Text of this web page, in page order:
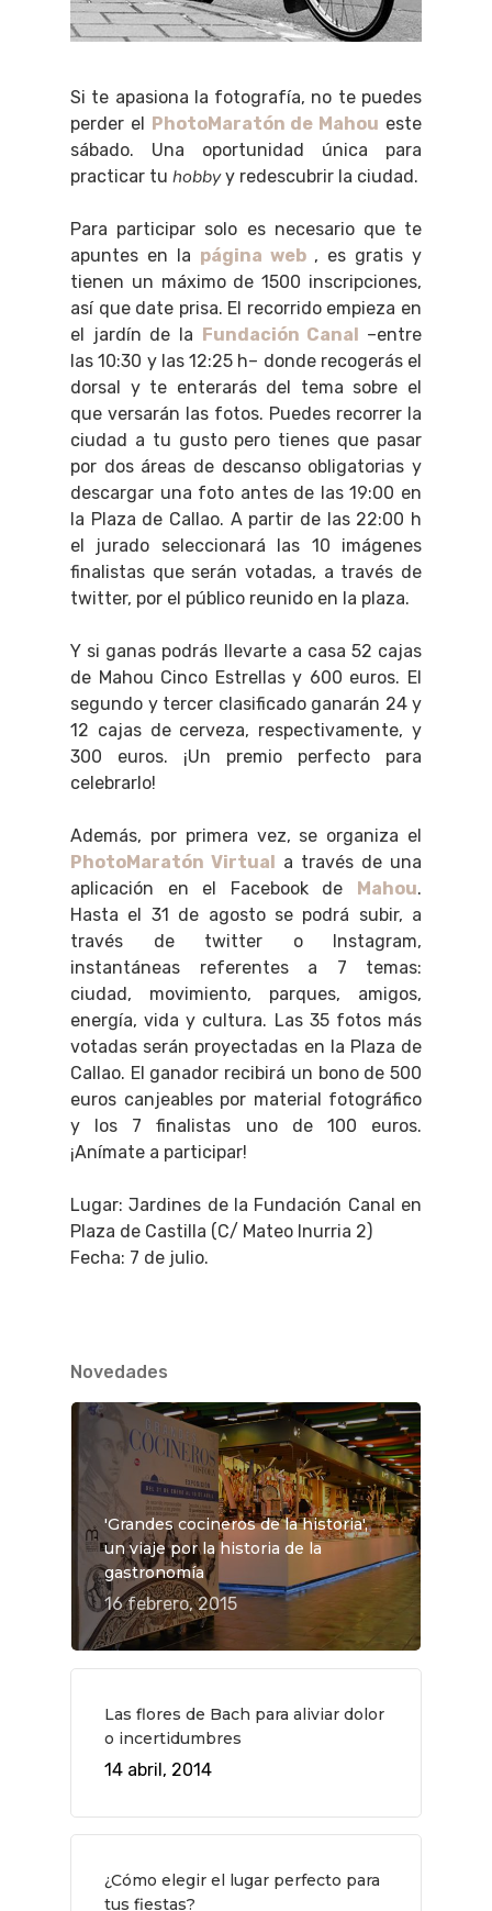
Si te apasiona la fotografía, no te puedes
perder el PhotoMaratón de Mahou este
sábado. Una oportunidad única para
practicar tu hobbyy redescubrir la ciudad.
Para participar solo es necesario que te
apuntes en la página web , es gratis y
tienen un máximo de 1500 inscripciones,
así que date prisa. El recorrido empieza en
el jardín de la Fundación Canal –entre
las 10:30 y las 12:25 h– donde recogerás el
dorsal y te enterarás del tema sobre el
que versarán las fotos. Puedes recorrer la
ciudad a tu gusto pero tienes que pasar
por dos áreas de descanso obligatorias y
descargar una foto antes de las 19:00 en
la Plaza de Callao. A partir de las 22:00 h
el jurado seleccionará las 10 imágenes
finalistas que serán votadas, a través de
twitter, por el público reunido en la plaza.
Y si ganas podrás llevarte a casa 52 cajas
de Mahou Cinco Estrellas y 600 euros. El
segundo y tercer clasificado ganarán 24 y
12 cajas de cerveza, respectivamente, y
300 euros. ¡Un premio perfecto para
celebrarlo!
Además, por primera vez, se organiza el
PhotoMaratón Virtual a través de una
aplicación en el Facebook de Mahou.
Hasta el 31 de agosto se podrá subir, a
través de twitter o Instagram,
instantáneas referentes a 7 temas:
ciudad, movimiento, parques, amigos,
energía, vida y cultura. Las 35 fotos más
votadas serán proyectadas en la Plaza de
Callao. El ganador recibirá un bono de 500
euros canjeables por material fotográfico
y los 7 finalistas uno de 100 euros.
¡Anímate a participar!
Lugar: Jardines de la Fundación Canal en
Plaza de Castilla (C/ Mateo Inurria 2)
Fecha: 7 de julio.
Novedades
'Grandes cocineros de la historia',
un viaje por la historia de la
gastronomía
16 febrero, 2015
Las flores de Bach para aliviar dolor
o incertidumbres
14 abril, 2014
¿Cómo elegir el lugar perfecto para
tus fiestas?